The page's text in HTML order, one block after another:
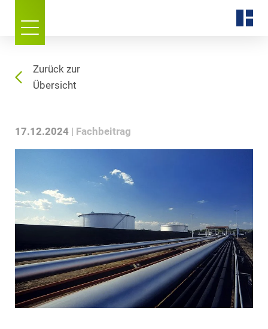
Zurück zur
Übersicht
17.12.2024 Fachbeitrag